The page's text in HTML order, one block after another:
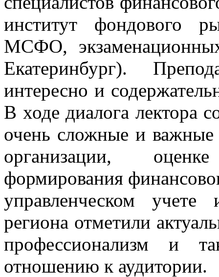
институт фондового
МСФО,
Екатеринбург).
интересно и
В ходе диалога лектора
очень сложные и
организации,
формирования
управленческом
региона отметили
профессионализм и
отношению к аудитории.